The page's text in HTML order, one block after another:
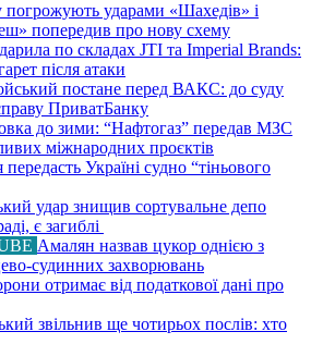
погрожують ударами «Шахедів» і
попередив про нову схему
по складах JTI та Imperial Brands:
після атаки
постане перед ВАКС: до суду
ПриватБанку
до зими: “Нафтогаз” передав МЗС
міжнародних проєктів
Україні судно “тіньового
удар знищив сортувальне депо
є загиблі
Амалян назвав цукор однією з
судинних захворювань
отримає від податкової дані про
звільнив ще чотирьох послів: хто